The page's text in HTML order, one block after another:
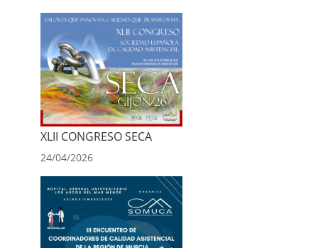
XLII CONGRESO SECA
24/04/2026